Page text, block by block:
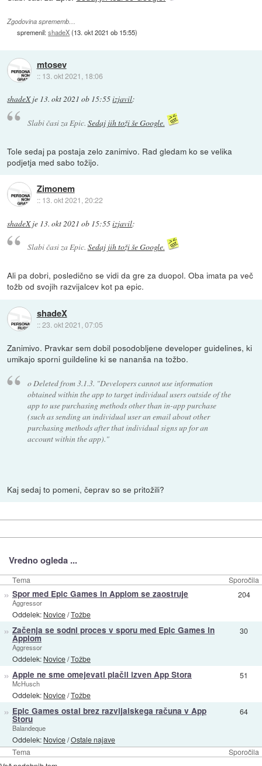
Zgodovina sprememb…
spremenil:shadeX(13. okt 2021 ob 15:55)
mtosev
:: 13. okt 2021, 18:06
shadeXje 13. okt 2021 ob 15:55izjavil:
Slabi časi za Epic. Sedaj jih toži še Google.
Tole sedaj pa postaja zelo zanimivo. Rad gledam ko se velika
podjetja med sabo tožijo.
Zimonem
:: 13. okt 2021, 20:22
shadeXje 13. okt 2021 ob 15:55izjavil:
Slabi časi za Epic. Sedaj jih toži še Google.
Ali pa dobri, posledično se vidi da gre za duopol. Oba imata pa več
tožb od svojih razvijalcev kot pa epic.
shadeX
::23. okt 2021, 07:05
Zanimivo. Pravkar sem dobil posodobljene developer guidelines, ki
umikajo sporni guildeline ki se nananša na tožbo.
o Deleted from 3.1.3. "Developers cannot use information
obtained within the app to target individual users outside of the
app to use purchasing methods other than in-app purchase
(such as sending an individual user an email about other
purchasing methods after that individual signs up for an
account within the app)."
Kaj sedaj to pomeni, čeprav so se pritožili?
Vredno ogleda ...
Tema Sporočila
Tema Sporočila
» Spor med Epic Games in Applom se zaostruje
Aggressor
Oddelek: Novice/Tožbe
204
» Začenja se sodni proces v sporu med Epic Games in
Applom
Aggressor
Oddelek: Novice/Tožbe
30
» Apple ne sme omejevati plačil izven App Stora
McHusch
Oddelek: Novice/Tožbe
51
» Epic Games ostal brez razvijalskega računa v App
Storu
Balandeque
Oddelek: Novice/Ostale najave
64